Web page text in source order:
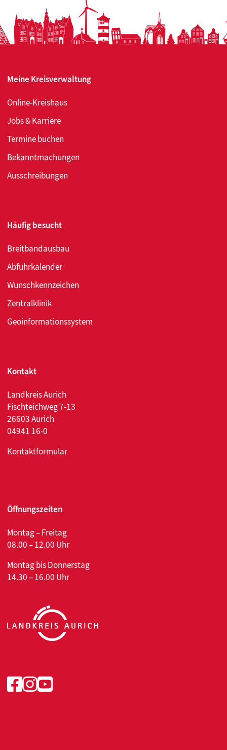
und
Meine Kreisverwaltung
Online-Kreishaus
Jobs & Karriere
Termine buchen
Bekanntmachungen
Ausschreibungen
Häufig besucht
Breitbandausbau
Abfuhrkalender
Wunschkennzeichen
Zentralklinik
Geoinformationssystem
Kontakt
Landkreis Aurich
Fischteichweg 7-13
26603 Aurich
04941 16-0
Kontaktformular
Öffnungszeiten
Montag – Freitag
08.00 – 12.00 Uhr
Montag bis Donnerstag
14.30 – 16.00 Uhr
Facebook
Instagram
Youtube